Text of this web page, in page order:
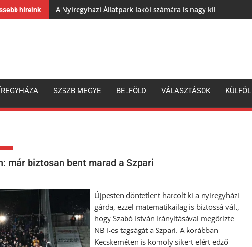
híreink A Nyíregyházi Állatpark lakói számára is nagy kihívás az
SZSZB MEGYE BELFÖLD VÁLASZTÁSOK
már biztosan bent marad a Szpari
Újpesten döntetlent harcolt ki a nyíregyházi
gárda, ezzel matematikailag is biztossá vált,
hogy Szabó István irányításával megőrizte
NB I-es tagságát a Szpari. A korábban
Kecskeméten is komoly sikert elért edző